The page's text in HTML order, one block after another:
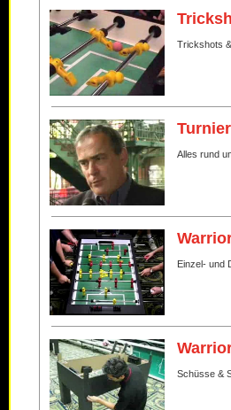
Trickshots
Alles rund
Einzel- und
Schüsse &